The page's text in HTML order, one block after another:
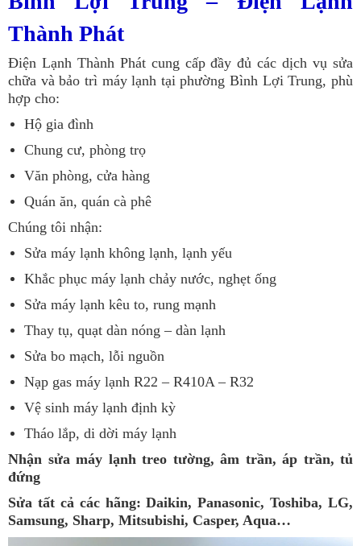
Thành Phát
Điện Lạnh Thành Phát cung cấp đầy đủ các dịch vụ sửa
chữa và bảo trì máy lạnh tại phường Bình Lợi Trung, phù
hợp cho:
Hộ gia đình
Chung cư, phòng trọ
Văn phòng, cửa hàng
Quán ăn, quán cà phê
Chúng tôi nhận:
Sửa máy lạnh không lạnh, lạnh yếu
Khắc phục máy lạnh chảy nước, nghẹt ống
Sửa máy lạnh kêu to, rung mạnh
Thay tụ, quạt dàn nóng – dàn lạnh
Sửa bo mạch, lỗi nguồn
Nạp gas máy lạnh R22 – R410A – R32
Vệ sinh máy lạnh định kỳ
Tháo lắp, di dời máy lạnh
Nhận sửa máy lạnh treo tường, âm trần, áp trần, tủ
đứng
Sửa tất cả các hãng: Daikin, Panasonic, Toshiba, LG,
Samsung, Sharp, Mitsubishi, Casper, Aqua…